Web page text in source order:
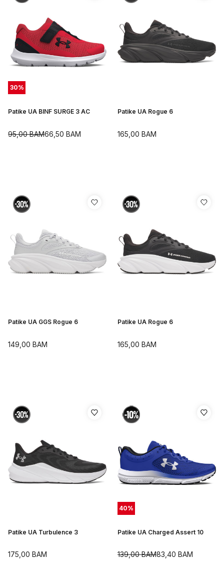
30%
Patike UA BINF SURGE 3 AC
66,50 BAM
95,00BAM
Patike UA Rogue 6
165,00 BAM
Patike UA GGS Rogue 6
149,00 BAM
Patike UA Rogue 6
165,00 BAM
Patike UA Turbulence 3
175,00 BAM
40%
Patike UA Charged Assert 10
83,40 BAM
139,00BAM